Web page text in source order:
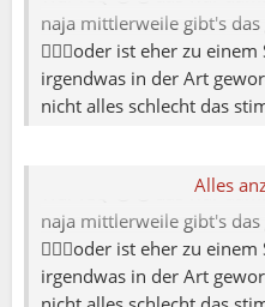
naja mittlerweile gibt's
🤷🏻‍♂️oder ist eher zu
irgendwas in der Art
nicht alles schlecht das
Alles
Sandra:
Dankeschön 😊.Es ist
Ja freut mich auch für dich
War ICQ 😅😂das war
naja mittlerweile gibt's
🤷🏻‍♂️oder ist eher zu
irgendwas in der Art